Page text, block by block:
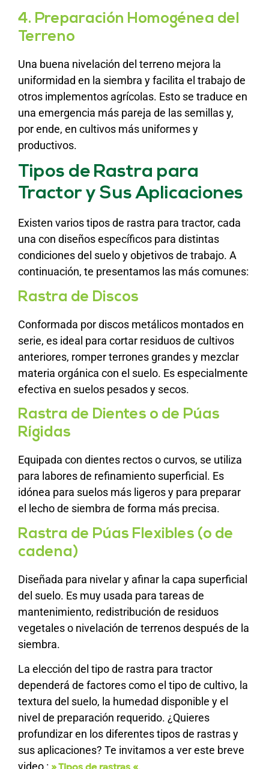
4. Preparación Homogénea del
Terreno
Una buena nivelación del terreno mejora la
uniformidad en la siembra y facilita el trabajo de
otros implementos agrícolas. Esto se traduce en
una emergencia más pareja de las semillas y,
por ende, en cultivos más uniformes y
productivos.
Tipos de Rastra para
Tractor y Sus Aplicaciones
Existen varios tipos de rastra para tractor, cada
una con diseños específicos para distintas
condiciones del suelo y objetivos de trabajo. A
continuación, te presentamos las más comunes:
Rastra de Discos
Conformada por discos metálicos montados en
serie, es ideal para cortar residuos de cultivos
anteriores, romper terrones grandes y mezclar
materia orgánica con el suelo. Es especialmente
efectiva en suelos pesados y secos.
Rastra de Dientes o de Púas
Rígidas
Equipada con dientes rectos o curvos, se utiliza
para labores de refinamiento superficial. Es
idónea para suelos más ligeros y para preparar
el lecho de siembra de forma más precisa.
Rastra de Púas Flexibles (o de
cadena)
Diseñada para nivelar y afinar la capa superficial
del suelo. Es muy usada para tareas de
mantenimiento, redistribución de residuos
vegetales o nivelación de terrenos después de la
siembra.
La elección del tipo de rastra para tractor
dependerá de factores como el tipo de cultivo, la
textura del suelo, la humedad disponible y el
nivel de preparación requerido. ¿Quieres
profundizar en los diferentes tipos de rastras y
sus aplicaciones? Te invitamos a ver este breve
video :
.